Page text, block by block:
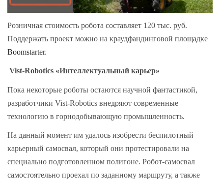
Розничная стоимость робота составляет 120 тыс. руб.
Поддержать проект можно на краудфандинговой площадке
Boomstarter.
Vist-Robotics «Интеллектуальный карьер»
Пока некоторые роботы остаются научной фантастикой,
разработчики Vist-Robotics внедряют современные
технологию в горнодобывающую промышленность.
На данный момент им удалось изобрести беспилотный
карьерный самосвал, который они протестировали на
специально подготовленном полигоне. Робот-самосвал
самостоятельно проехал по заданному маршруту, а также